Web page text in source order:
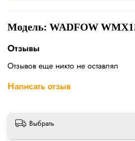
Модель: WADFOW
Отзывы
Отзывов еще никто не оставлял
Написать отзыв
Выбрать